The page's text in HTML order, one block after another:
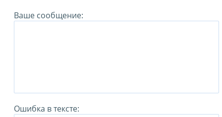
Ваше сообщение:
Ошибка в тексте: